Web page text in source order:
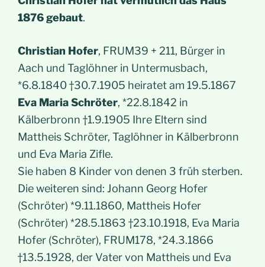
1876 gebaut.
Christian Hofer, FRUM39 + 211, Bürger in
Aach und Taglöhner in Untermusbach,
*6.8.1840 †30.7.1905 heiratet am 19.5.1867
Eva Maria Schröter, *22.8.1842 in
Kälberbronn †1.9.1905 Ihre Eltern sind
Mattheis Schröter, Taglöhner in Kälberbronn
und Eva Maria Zifle.
Sie haben 8 Kinder von denen 3 früh sterben.
Die weiteren sind: Johann Georg Hofer
(Schröter) *9.11.1860, Mattheis Hofer
(Schröter) *28.5.1863 †23.10.1918, Eva Maria
Hofer (Schröter), FRUM178, *24.3.1866
†13.5.1928, der Vater von Mattheis und Eva